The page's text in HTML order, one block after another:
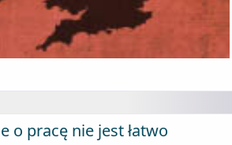
o pracę nie jest łatwo